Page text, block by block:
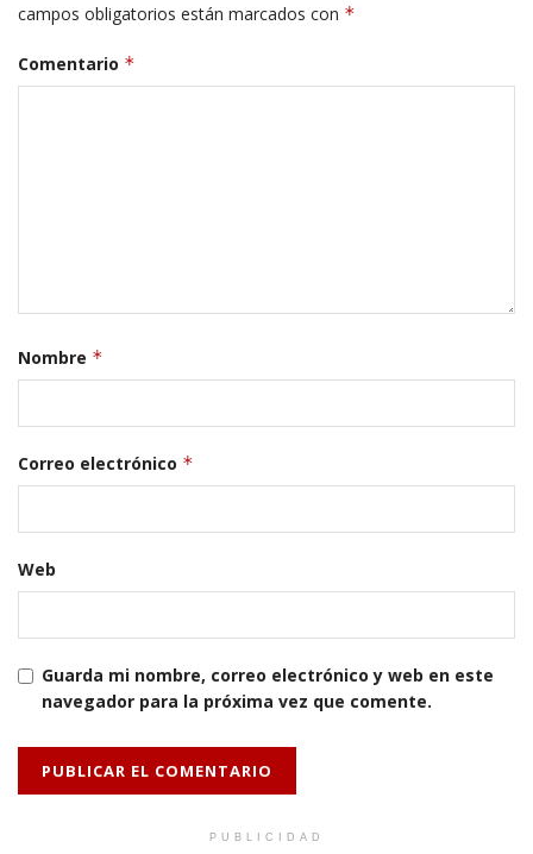
campos obligatorios están marcados con *
Comentario *
Nombre *
Correo electrónico *
Web
Guarda mi nombre, correo electrónico y web en este
navegador para la próxima vez que comente.
PUBLICIDAD